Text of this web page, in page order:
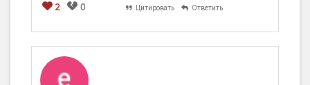
2 0 Цитировать Ответить